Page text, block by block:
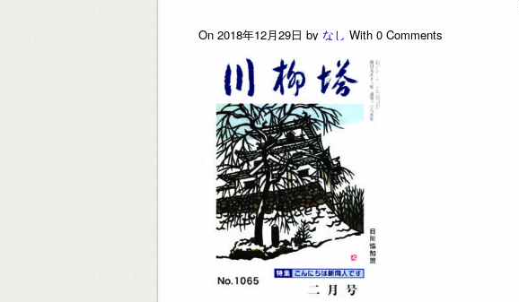
On 2018年12月29日 by なし With 0Comments